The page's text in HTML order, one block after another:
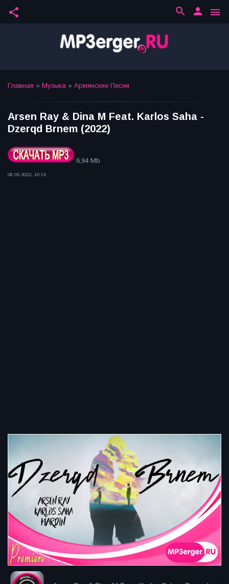
share menu
person
search
Главная » Музыка » Армянские Песни
Arsen Ray & Dina M Feat. Karlos Saha -
Dzerqd Brnem (2022)
6,94 Mb
08.05.2022, 10:15